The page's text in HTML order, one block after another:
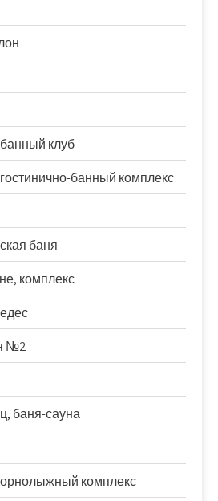
клуб
банный комплекс
баня
комплекс
№2
баня-сауна
комплекс